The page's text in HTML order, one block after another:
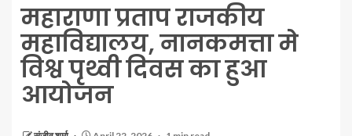
महाराणा प्रताप राजकीय
महाविद्यालय, नानकमत्ता मे
विश्व पृथ्वी दिवस का हुआ
आयोजन